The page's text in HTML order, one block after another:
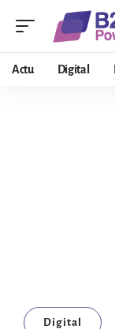
Actu Digital
Digital